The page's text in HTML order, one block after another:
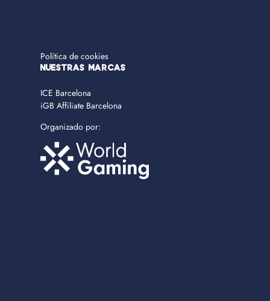
Política de cookies
NUESTRAS MARCAS
ICE Barcelona
iGB Affiliate Barcelona
Organizado por: